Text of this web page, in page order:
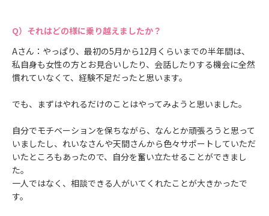
それはどの様に乗り越えましたか？
Aさん：やっぱり、最初の5月から12月くらいまでの半年間は、
私自身も女性の方とお見合いしたり、会話したりする機会に全然
慣れていなくて、経験不足だったと思います。
でも、まずはやれるだけのことはやってみようと思いました。
自分でモチベーションを保ちながら、なんとか頑張ろうと思って
いましたし、れいなさんや天間さんから色々サポートしていただ
いたところもあったので、自分を奮い立たせることができまし
た。
一人ではなく、相談できる人がいてくれたことが大きかったで
す。